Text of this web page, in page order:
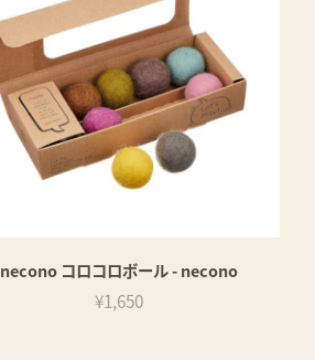
necono コロコロボール - necono
¥1,650